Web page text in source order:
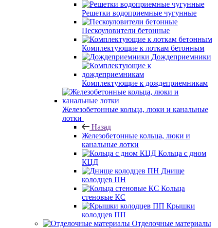
Решетки водоприемные чугунные
Пескоуловители бетонные
Комплектующие к лоткам бетонным
Дождеприемники
Комплектующие к дождеприемникам
Железобетонные кольца, люки и канальные
лотки
Назад
Железобетонные кольца, люки и
канальные лотки
Кольца с дном
КЦД
Днище
колодцев ПН
Кольца
стеновые КС
Крышки
колодцев ПП
Отделочные материалы